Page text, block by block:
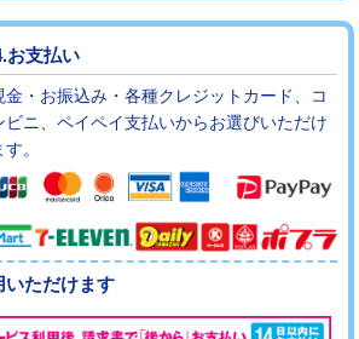
お支払い
金・お振込み・各種クレジットカード、コ
ビニ、ペイペイ支払いからお選びいただけ
す。
いただけます